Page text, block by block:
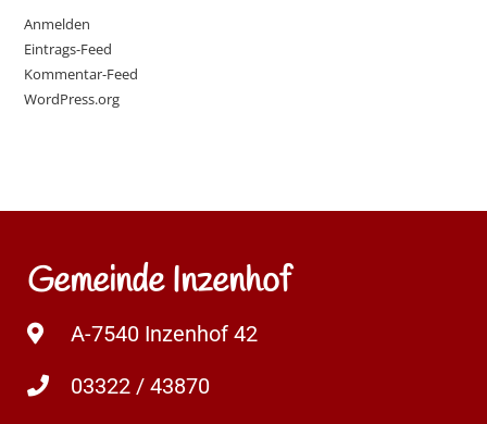
Anmelden
Eintrags-Feed
Kommentar-Feed
WordPress.org
Gemeinde Inzenhof
A-7540 Inzenhof 42
03322 / 43870